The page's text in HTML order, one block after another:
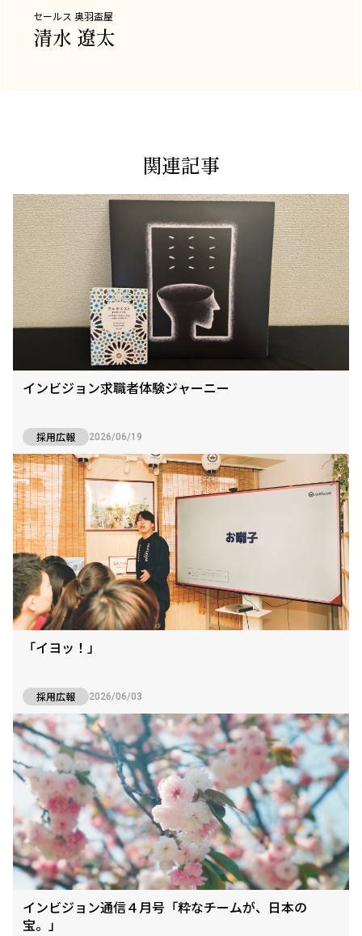
セールス 奥羽盃屋
清水 遼太
関連記事
インビジョン求職者体験ジャーニー
採用広報 2026/06/19
「イヨッ！」
採用広報 2026/06/03
インビジョン通信４月号「粋なチームが、日本の
宝。」